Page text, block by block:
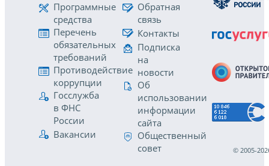
Программные
средства
Перечень
обязательных
требований
Противодействие
коррупции
Госслужба
в ФНС
России
Вакансии
Обратная
связь
Контакты
Подписка
на
новости
Об
использовании
информации
сайта
Общественный
совет
© 2005-